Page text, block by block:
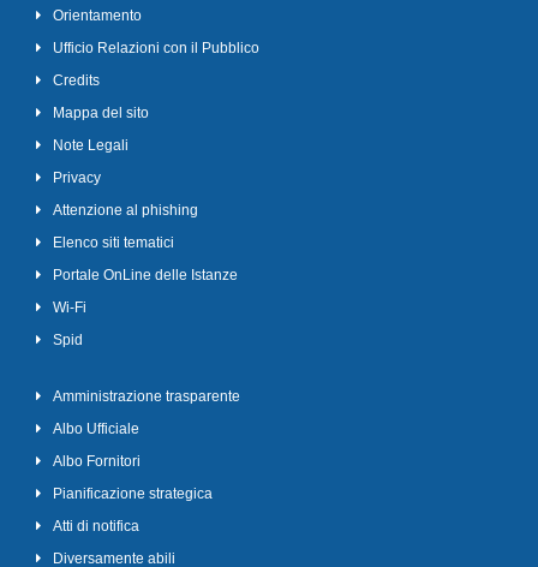
Orientamento
Ufficio Relazioni con il Pubblico
Credits
Mappa del sito
Note Legali
Privacy
Attenzione al phishing
Elenco siti tematici
Portale OnLine delle Istanze
Wi-Fi
Spid
Amministrazione trasparente
Albo Ufficiale
Albo Fornitori
Pianificazione strategica
Atti di notifica
Diversamente abili